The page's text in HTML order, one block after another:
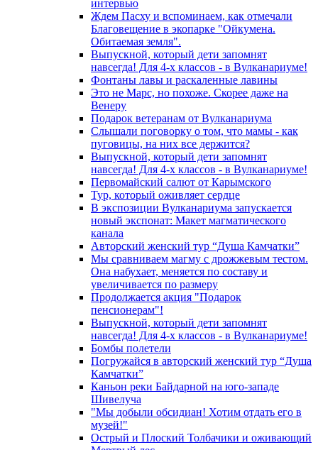
интервью
Ждем Пасху и вспоминаем, как отмечали
Благовещение в экопарке "Ойкумена.
Обитаемая земля".
Выпускной, который дети запомнят
навсегда! Для 4-х классов - в Вулканариуме!
Фонтаны лавы и раскаленные лавины
Это не Марс, но похоже. Скорее даже на
Венеру
Подарок ветеранам от Вулканариума
Слышали поговорку о том, что мамы - как
пуговицы, на них все держится?
Выпускной, который дети запомнят
навсегда! Для 4-х классов - в Вулканариуме!
Первомайский салют от Карымского
Тур, который оживляет сердце
В экспозиции Вулканариума запускается
новый экспонат: Макет магматического
канала
Авторский женский тур “Душа Камчатки”
Мы сравниваем магму с дрожжевым тестом.
Она набухает, меняется по составу и
увеличивается по размеру
Продолжается акция "Подарок
пенсионерам"!
Выпускной, который дети запомнят
навсегда! Для 4-х классов - в Вулканариуме!
Бомбы полетели
Погружайся в авторский женский тур “Душа
Камчатки”
Каньон реки Байдарной на юго-западе
Шивелуча
"Мы добыли обсидиан! Хотим отдать его в
музей!"
Острый и Плоский Толбачики и оживающий